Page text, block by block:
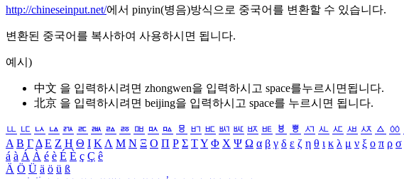
http://chineseinput.net/에서 pinyin(병음)방식으로 중국어를 변환할 수 있습니다.
변환된 중국어를 복사하여 사용하시면 됩니다.
예시)
中文 을 입력하시려면 zhongwen을 입력하시고 space를누르시면됩니다.
北京 을 입력하시려면 beijing을 입력하시고 space를 누르시면 됩니다.
ㅥ ㅦ ㅧ ㅨ ㅩ ㅪ ㅫ ㅬ ㅭ ㅮ ㅯ ㅰ ㅱ ㅲ ㅳ ㅴ ㅵ ㅶ ㅷ ㅸ ㅹ ㅺ ㅻ ㅼ ㅽ ㅾ ㅿ ㆀ
Α Β ΓΔ Ε Ζ Η Θ Ι ΚΛ Μ Ν Ξ Ο Π Ρ Σ ΤΥ Φ Χ Ψ Ω α β γ δ ε ζ η θ ι κ λ μ ν ξ ο π ρ σ
á à Á À é è É È ç Ç ê
Ä Ö Ü ä ö ü ß